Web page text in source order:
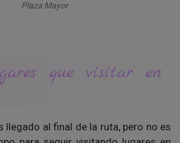
Plaza Mayor
que visitar en
llegado al final de la ruta, pero no es